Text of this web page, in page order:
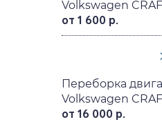
Volkswagen
от 1 600 р.
Переборка
Volkswagen
от 16 000 р.